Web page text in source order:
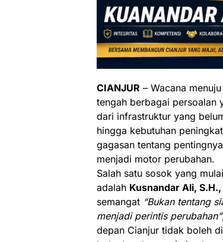
CIANJUR – Wacana
tengah berbagai persoalan
dari infrastruktur yang
hingga kebutuhan
gagasan tentang
menjadi motor perubahan.
Salah satu sosok yang
adalah Kusnandar Ali,
semangat “Bukan tentang
menjadi perintis perubahan”
depan Cianjur tidak boleh